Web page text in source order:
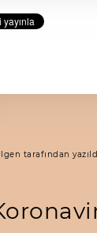
tarafından